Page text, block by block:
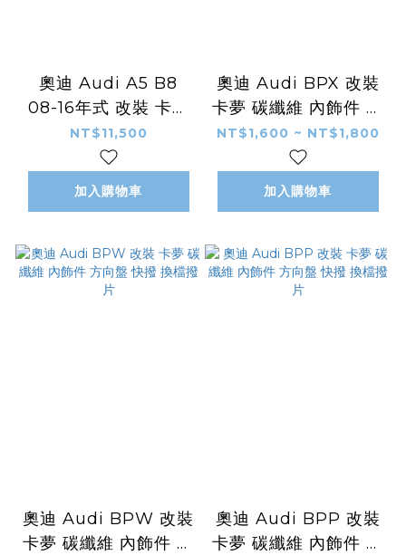
奧迪 Audi A5 B8
08-16年式 改裝 卡夢
碳纖維 加裝 外觀件 空
力套件 JC款 側裙
NT$11,500
加入購物車
奧迪 Audi BPX 改裝
卡夢 碳纖維 內飾件 方
向盤 快撥 換檔撥片
NT$1,600 ~ NT$1,800
加入購物車
奧迪 Audi BPW 改裝
卡夢 碳纖維 內飾件 方
奧迪 Audi BPP 改裝
卡夢 碳纖維 內飾件 方